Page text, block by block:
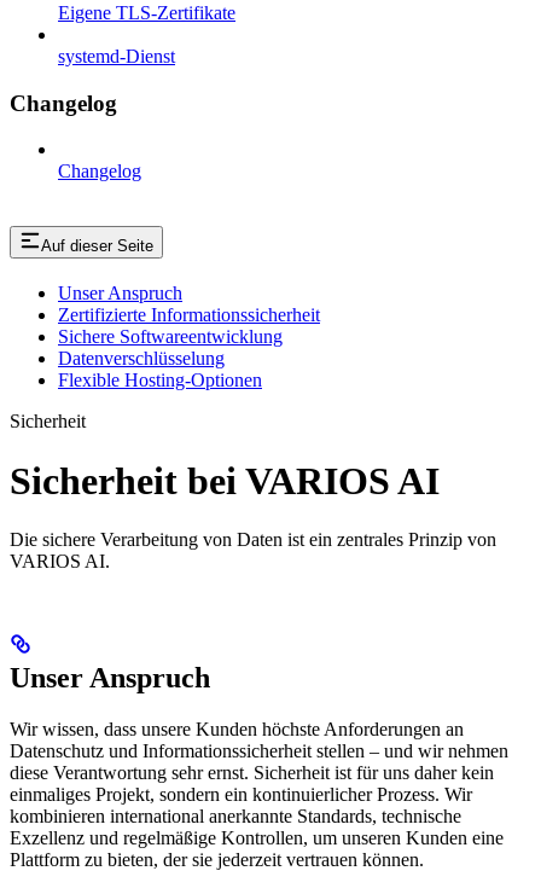
Eigene TLS-Zertifikate
systemd-Dienst
Changelog
Changelog
Auf dieser Seite
Unser Anspruch
Zertifizierte Informationssicherheit
Sichere Softwareentwicklung
Datenverschlüsselung
Flexible Hosting-Optionen
Sicherheit
Sicherheit bei VARIOS AI
Die sichere Verarbeitung von Daten ist ein zentrales Prinzip von
VARIOS AI.
Unser Anspruch
Wir wissen, dass unsere Kunden höchste Anforderungen an
Datenschutz und Informationssicherheit stellen – und wir nehmen
diese Verantwortung sehr ernst. Sicherheit ist für uns daher kein
einmaliges Projekt, sondern ein kontinuierlicher Prozess. Wir
kombinieren international anerkannte Standards, technische
Exzellenz und regelmäßige Kontrollen, um unseren Kunden eine
Plattform zu bieten, der sie jederzeit vertrauen können.